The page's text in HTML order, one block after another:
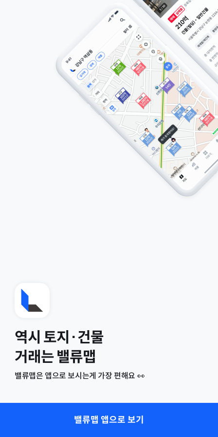
역시 토지·건물
거래는 밸류맵
밸류맵은 앱으로 보시는게 가장 편해요 👀
밸류맵 앱으로 보기